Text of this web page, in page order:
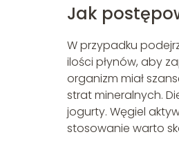
Jak
W przypadku
ilości płynów, aby
organizm miał
strat mineralnych.
jogurty. Węgiel
stosowanie warto